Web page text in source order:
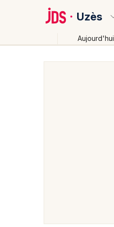
Uzès
Aujourd'hui